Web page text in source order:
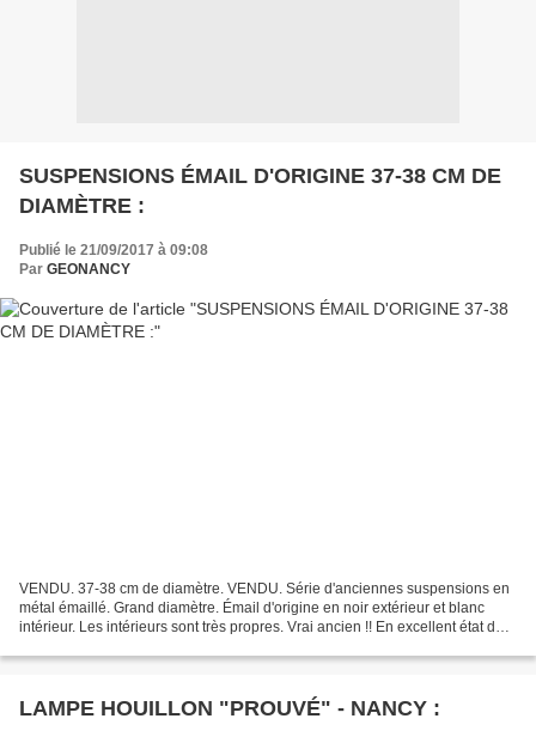
SUSPENSIONS ÉMAIL D'ORIGINE 37-38 CM DE
DIAMÈTRE :
Publié le 21/09/2017 à 09:08
Par GEONANCY
VENDU. 37-38 cm de diamètre. VENDU. Série d'anciennes suspensions en
métal émaillé. Grand diamètre. Émail d'origine en noir extérieur et blanc
intérieur. Les intérieurs sont très propres. Vrai ancien !! En excellent état de
LAMPE HOUILLON "PROUVÉ" - NANCY :